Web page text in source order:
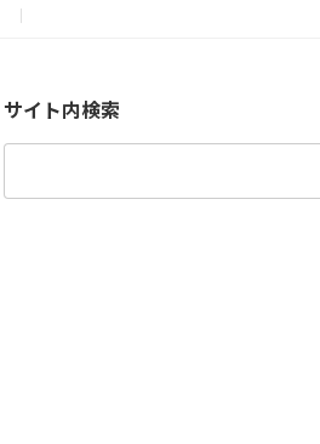
サイト内検索